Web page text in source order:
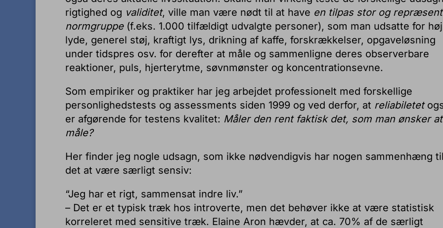
rigtighed og validitet, ville man være nødt til at have en tilpas stor og
normgruppe (f.eks. 1.000 tilfældigt udvalgte personer), som man udsatte for
lyde, generel støj, kraftigt lys, drikning af kaffe, forskrækkelser, opgaveløsning
under tidspres osv. for derefter at måle og sammenligne deres observerbare
reaktioner, puls, hjerterytme, søvnmønster og koncentrationsevne.
Som empiriker og praktiker har jeg arbejdet professionelt med forskellige
personlighedstests og assessments siden 1999 og ved derfor, at reliabiletet
er afgørende for testens kvalitet: Måler den rent faktisk det, som man ønsker at
måle?
Her finder jeg nogle udsagn, som ikke nødvendigvis har nogen sammenhæng
det at være særligt sensiv:
“Jeg har et rigt, sammensat indre liv.”
– Det er et typisk træk hos introverte, men det behøver ikke at være statistisk
korreleret med sensitive træk. Elaine Aron hævder, at ca. 70% af de særligt